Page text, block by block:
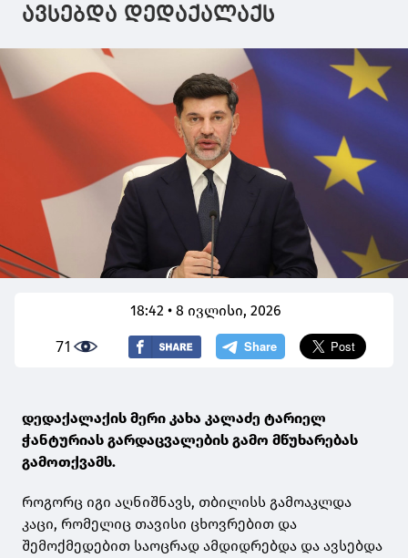
ავსებდა დედაქალაქს
18:42 • 8 ივლისი, 2026
71
დედაქალაქის მერი კახა კალაძე ტარიელ
ჭანტურიას გარდაცვალების გამო მწუხარებას
გამოთქვამს.
როგორც იგი აღნიშნავს, თბილისს გამოაკლდა
კაცი, რომელიც თავისი ცხოვრებით და
შემოქმედებით საოცრად ამდიდრებდა და ავსებდა